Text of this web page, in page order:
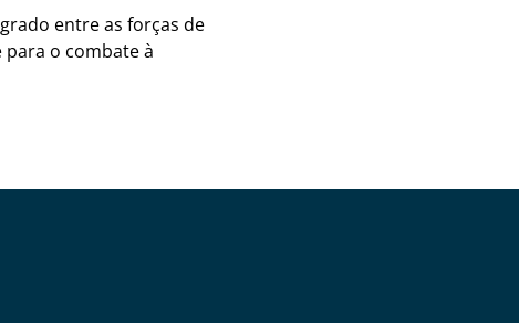
entre as forças de
o combate à